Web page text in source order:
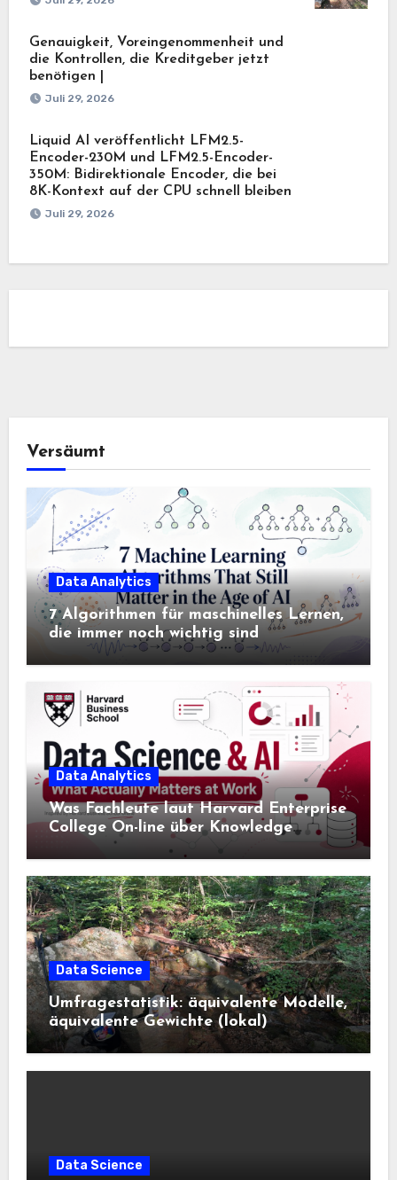
Genauigkeit, Voreingenommenheit und
die Kontrollen, die Kreditgeber jetzt
benötigen |
Juli 29, 2026
Liquid AI veröffentlicht LFM2.5-
Encoder-230M und LFM2.5-Encoder-
350M: Bidirektionale Encoder, die bei
8K-Kontext auf der CPU schnell bleiben
Juli 29, 2026
Versäumt
Data Analytics
7 Algorithmen für maschinelles Lernen,
die immer noch wichtig sind
Data Analytics
Was Fachleute laut Harvard Enterprise
College On-line über Knowledge
Science und KI wissen sollten
Data Science
Umfragestatistik: äquivalente Modelle,
äquivalente Gewichte (lokal)
Data Science